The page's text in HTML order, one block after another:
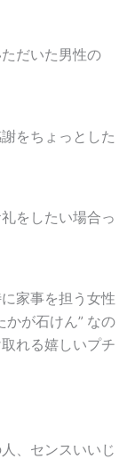
だいた男性の
をちょっとした
をしたい場合っ
家事を担う女性
かが石けん” なの
れる嬉しいプチ
、センスいいじ